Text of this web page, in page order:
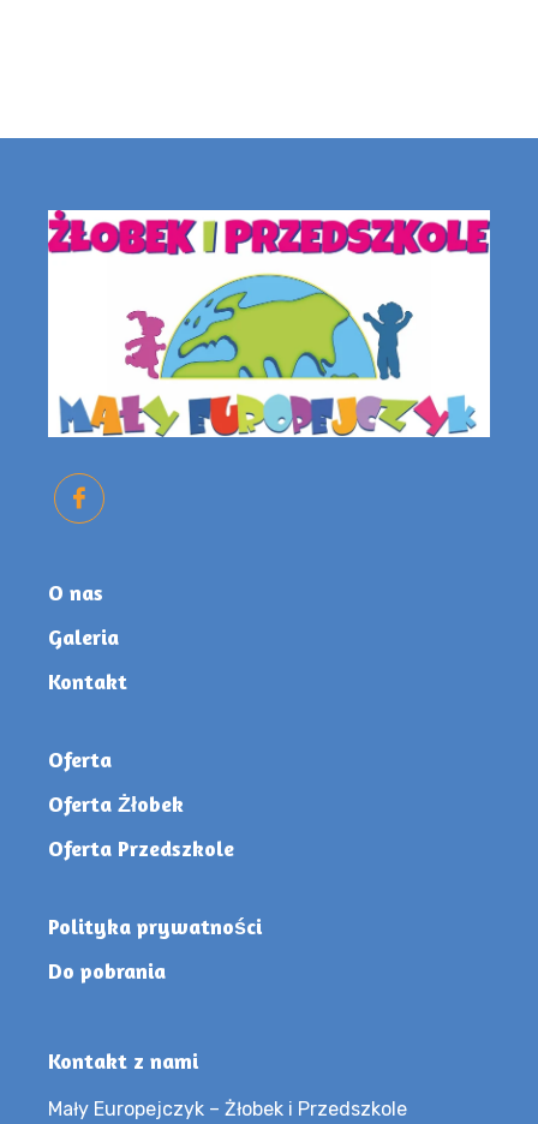
O nas
Galeria
Kontakt
Oferta
Oferta Żłobek
Oferta Przedszkole
Polityka prywatności
Do pobrania
Kontakt z nami
Mały Europejczyk – Żłobek i Przedszkole